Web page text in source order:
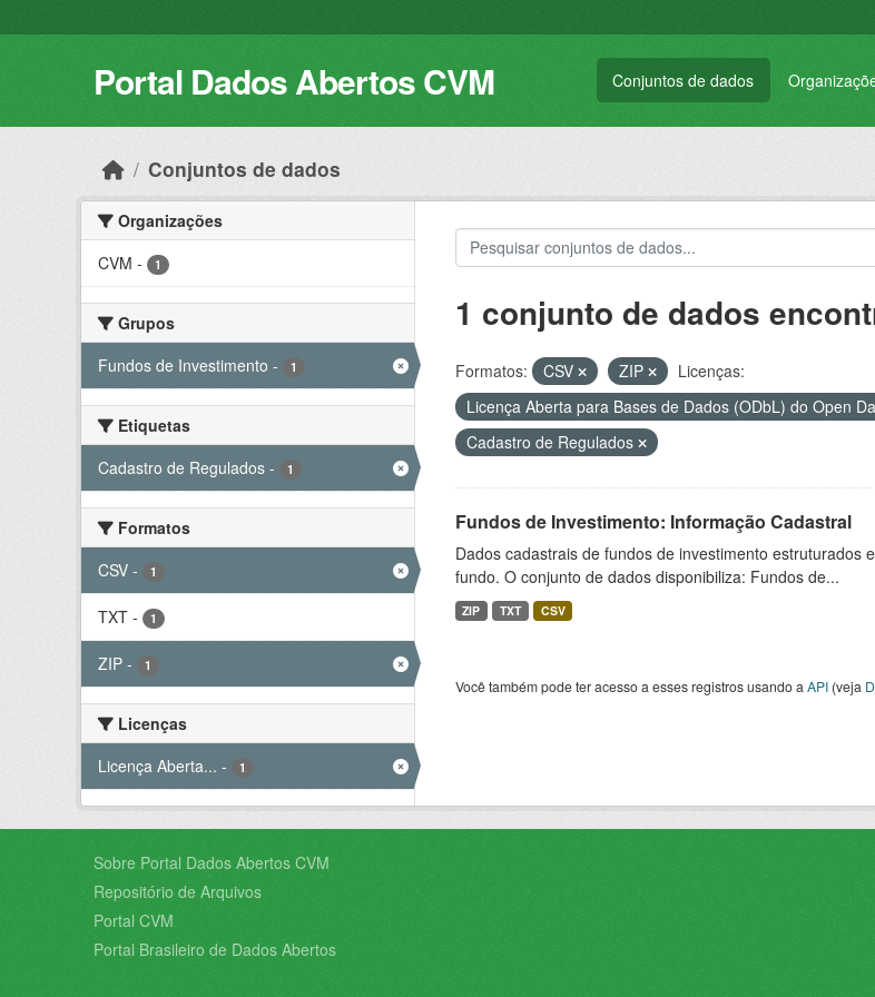
Portal Dados Abertos CVM Conjuntos de dados
Conjuntos de dados
Organizações
CVM - 1
Grupos
Fundos de Investimento - 1
Etiquetas
Cadastro de Regulados - 1
Formatos
CSV - 1
TXT - 1
ZIP - 1
Licenças
Licença Aberta... - 1
1 conjunto de dados
Formatos: CSV ZIP
Licenças:
Licença Aberta para Bases de Dados (ODbL) do Open
Cadastro de Regulados
Fundos de Investimento: Informação Cadastral
Dados cadastrais de fundos de investimento estruturados
fundo. O conjunto de dados disponibiliza: Fundos de...
ZIP TXT CSV
Você também pode ter acesso a esses registros usando a API(veja
Sobre Portal Dados Abertos CVM
Repositório de Arquivos
Portal CVM
Portal Brasileiro de Dados Abertos